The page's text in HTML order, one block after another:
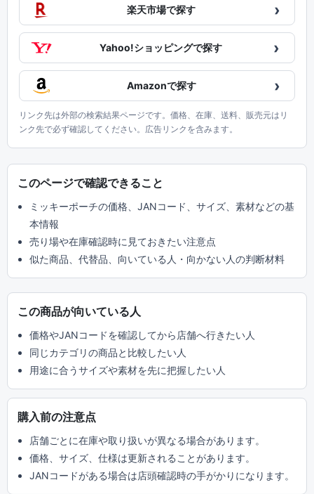
楽天市場で探す ›
Yahoo!ショッピングで探す ›
Amazonで探す ›
リンク先は外部の検索結果ページです。価格、在庫、送料、販売元はリ
ンク先で必ず確認してください。広告リンクを含みます。
このページで確認できること
ミッキーポーチの価格、JANコード、サイズ、素材などの基
本情報
売り場や在庫確認時に見ておきたい注意点
似た商品、代替品、向いている人・向かない人の判断材料
この商品が向いている人
価格やJANコードを確認してから店舗へ行きたい人
同じカテゴリの商品と比較したい人
用途に合うサイズや素材を先に把握したい人
購入前の注意点
店舗ごとに在庫や取り扱いが異なる場合があります。
価格、サイズ、仕様は更新されることがあります。
JANコードがある場合は店頭確認時の手がかりになります。